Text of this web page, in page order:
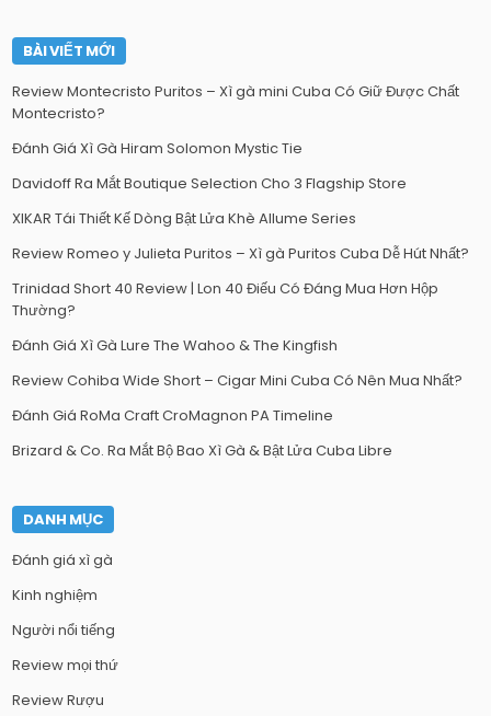
BÀI VIẾT MỚI
Review Montecristo Puritos – Xì gà mini Cuba Có Giữ Được Chất
Montecristo?
Đánh Giá Xì Gà Hiram Solomon Mystic Tie
Davidoff Ra Mắt Boutique Selection Cho 3 Flagship Store
XIKAR Tái Thiết Kế Dòng Bật Lửa Khè Allume Series
Review Romeo y Julieta Puritos – Xì gà Puritos Cuba Dễ Hút Nhất?
Trinidad Short 40 Review | Lon 40 Điếu Có Đáng Mua Hơn Hộp
Thường?
Đánh Giá Xì Gà Lure The Wahoo & The Kingfish
Review Cohiba Wide Short – Cigar Mini Cuba Có Nên Mua Nhất?
Đánh Giá RoMa Craft CroMagnon PA Timeline
Brizard & Co. Ra Mắt Bộ Bao Xì Gà & Bật Lửa Cuba Libre
DANH MỤC
Đánh giá xì gà
Kinh nghiệm
Người nổi tiếng
Review mọi thứ
Review Rượu